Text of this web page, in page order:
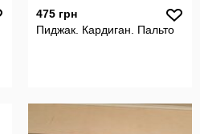
475 грн
Пиджак. Кардиган. Пальто